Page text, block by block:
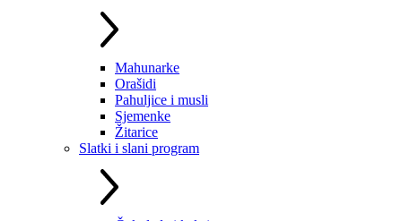
Mahunarke
Orašidi
Pahuljice i musli
Sjemenke
Žitarice
Slatki i slani program